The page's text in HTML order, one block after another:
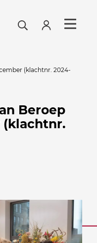
(klachtnr. 2024-
Beroep
(klachtnr.